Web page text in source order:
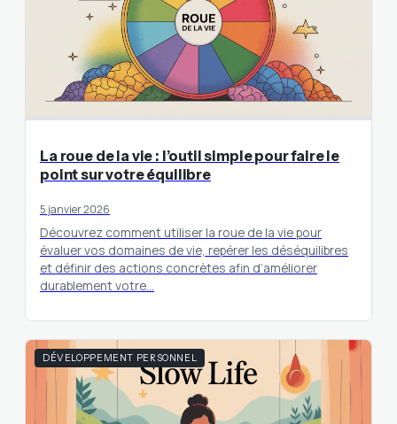
La roue de la vie : l’outil simple pour faire le
point sur votre équilibre
5 janvier 2026
Découvrez comment utiliser la roue de la vie pour
évaluer vos domaines de vie, repérer les déséquilibres
et définir des actions concrètes afin d’améliorer
durablement votre…
DÉVELOPPEMENT PERSONNEL